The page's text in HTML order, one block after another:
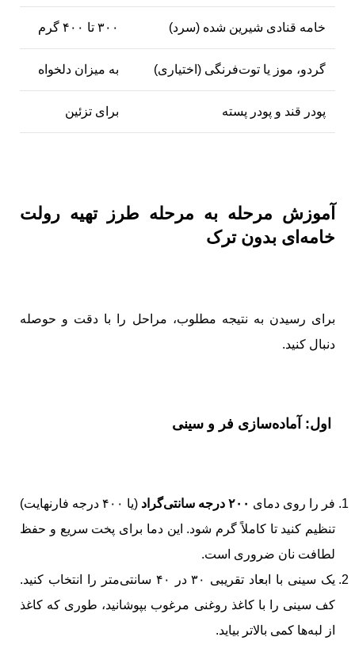
خامه قنادی شیرین شده (سرد) ۳۰۰ تا ۴۰۰ گرم
گردو، موز یا توت‌فرنگی (اختیاری) به میزان دلخواه
پودر قند و پودر پسته برای تزئین
آموزش مرحله به مرحله طرز تهیه رولت
خامه‌ای بدون ترک
برای رسیدن به نتیجه مطلوب، مراحل را با دقت و حوصله
دنبال کنید.
اول: آماده‌سازی فر و سینی
فر را روی دمای ۲۰۰ درجه سانتی‌گراد
(یا ۴۰۰ درجه فارنهایت)
تنظیم کنید تا کاملاً گرم شود. این دما برای پخت سریع و حفظ
لطافت نان ضروری است.
یک سینی با ابعاد تقریبی ۳۰ در ۴۰ سانتی‌متر را انتخاب کنید.
کف سینی را با کاغذ روغنی مرغوب بپوشانید، طوری که کاغذ
از لبه‌ها کمی بالاتر بیاید.